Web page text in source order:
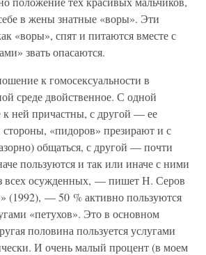
в жены знатные «воры». Эти
«воры», спят и питаются вместе с
звать опасаются.
к гомосексуальности в
среде двойственное. С одной
к ней причастны, с другой — ее
«пидоров» презирают и с
общаться, с другой — почти
пользуются и так или иначе с ними
всех осужденных, — пишет Н. Серов
(1992), — 50 % активно пользуются
«петухов». Это в основном
половина пользуется услугами
И очень малый процент (в моем